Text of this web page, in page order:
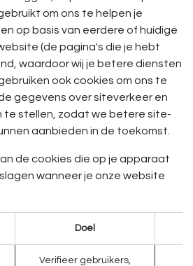
om ons te helpen je
op basis van eerdere of huidige
(de pagina's die je hebt
waardoor wij je betere diensten
ook cookies om ons te
gegevens over siteverkeer en
stellen, zodat we betere site-
aanbieden in de toekomst.
de cookies die op je apparaat
wanneer je onze website
Doel
Verifieer gebruikers,